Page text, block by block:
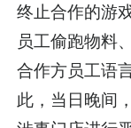
终止合作的游
员工偷跑物料
合作方员工语
此，当日晚间